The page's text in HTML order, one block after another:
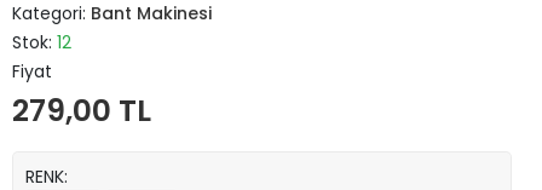
Kategori: Bant Makinesi
Stok: 12
Fiyat
279,00 TL
RENK: